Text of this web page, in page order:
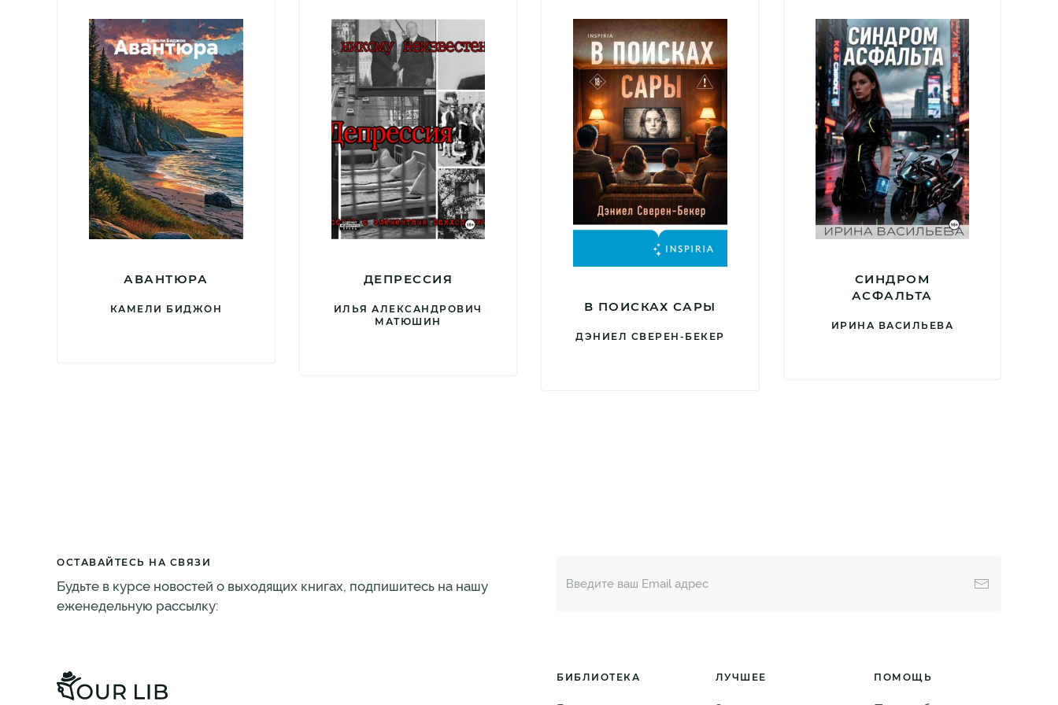
АВАНТЮРА
КАМЕЛИ БИДЖОН
ДЕПРЕССИЯ
ИЛЬЯ АЛЕКСАНДРОВИЧ
МАТЮШИН
В ПОИСКАХ САРЫ
ДЭНИЕЛ СВЕРЕН-БЕКЕР
СИНДРОМ
АСФАЛЬТА
ИРИНА ВАСИЛЬЕВА
ОСТАВАЙТЕСЬ НА СВЯЗИ
Будьте в курсе новостей о выходящих книгах, подпишитесь на нашу
еженедельную рассылку:
БИБЛИОТЕКА ЛУЧШЕЕ ПОМОЩЬ